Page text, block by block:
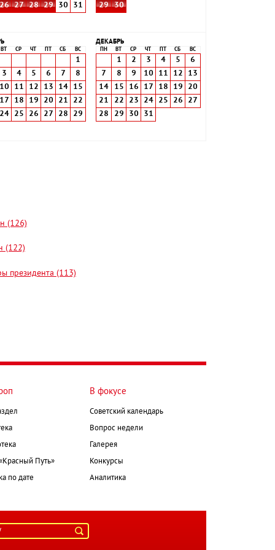
27 28 29 30 31 29 30
ВТ СР ЧТ СБ ВС
1
3
4 5 6 7
8
11 12 13 14
15
18 19 20 21
22
25 26 27 28 29
ДЕКАБРЬ
ПН ВТ СР ЧТ СБ ВС
1 2 3 4 5
6
7
8 9 10 11 12
13
14
15 16 17 18 19
20
21
22 23 24 25 26
27
28
29 30 31
(126)
(122)
президента (113)
Путь»
по дате
В фокусе
Советский календарь
Вопрос недели
Галерея
Конкурсы
Аналитика